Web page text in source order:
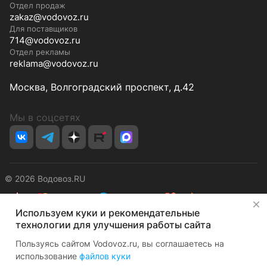
Отдел продаж
zakaz@vodovoz.ru
Для поставщиков
714@vodovoz.ru
Отдел рекламы
reklama@vodovoz.ru
Москва, Волгоградский проспект, д.42
Мы в соцсетях
© 2026 Водовоз.RU
КонфиденциальностьОферта
Используем куки и рекомендательные
технологии для улучшения работы сайта
Пользуясь сайтом Vodovoz.ru, вы соглашаетесь на
использование файлов куки